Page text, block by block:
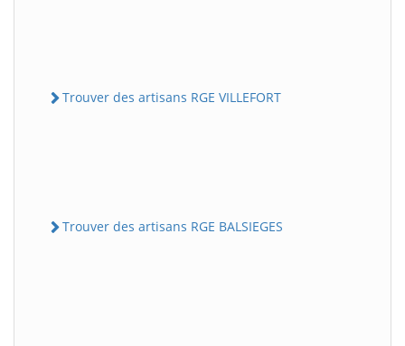
Trouver des artisans RGE VILLEFORT
Trouver des artisans RGE BALSIEGES